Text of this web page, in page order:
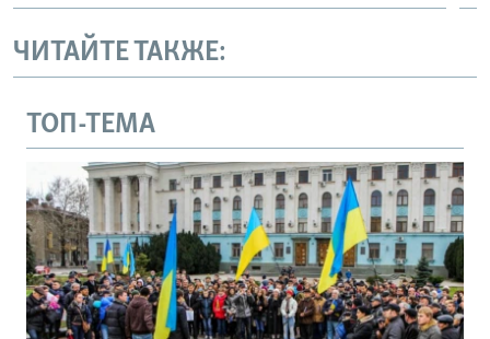
ЧИТАЙТЕ ТАКЖЕ:
ТОП-ТЕМА